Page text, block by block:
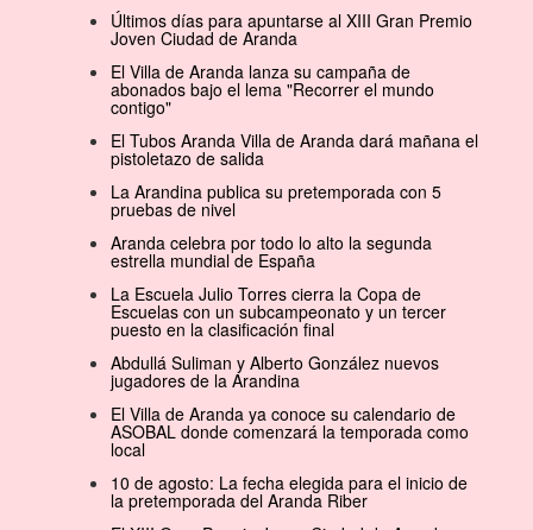
Últimos días para apuntarse al XIII Gran Premio
Joven Ciudad de Aranda
El Villa de Aranda lanza su campaña de
abonados bajo el lema "Recorrer el mundo
contigo"
El Tubos Aranda Villa de Aranda dará mañana el
pistoletazo de salida
La Arandina publica su pretemporada con 5
pruebas de nivel
Aranda celebra por todo lo alto la segunda
estrella mundial de España
La Escuela Julio Torres cierra la Copa de
Escuelas con un subcampeonato y un tercer
puesto en la clasificación final
Abdullá Suliman y Alberto González nuevos
jugadores de la Arandina
El Villa de Aranda ya conoce su calendario de
ASOBAL donde comenzará la temporada como
local
10 de agosto: La fecha elegida para el inicio de
la pretemporada del Aranda Riber